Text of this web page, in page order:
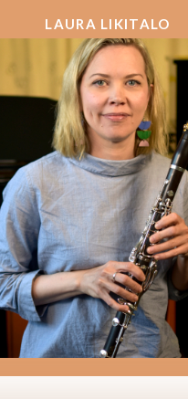
LAURA LIKITALO